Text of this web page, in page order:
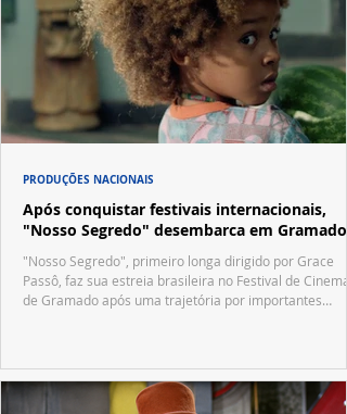
Após conquistar festivais internacionais,
"Nosso Segredo" desembarca em Gramado
"Nosso Segredo", primeiro longa dirigido por Grace
Passô, faz sua estreia brasileira no Festival de Cinema
de Gramado após uma trajetória por importantes
PRODUÇÕES NACIONAIS